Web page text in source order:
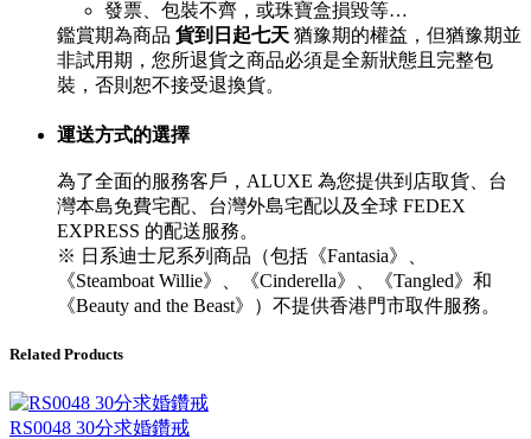
發票、包裝不齊，或珠寶盒損毀等…
鑑賞期為商品 貨到日起七天 猶豫期的權益，但猶豫期並
非試用期，您所退貨之商品必須是全新狀態且完整包
裝，否則恕不接受退換貨。
運送方式的選擇
為了全面的服務客戶，ALUXE 為您提供到店取貨、台
灣本島免費宅配、台灣外島宅配以及全球 FEDEX
EXPRESS 的配送服務。
※ 日系迪士尼系列商品（包括《Fantasia》、
《Steamboat Willie》、《Cinderella》、《Tangled》和
《Beauty and the Beast》）不提供香港門市取件服務。
Related Products
RS0048 30分求婚鑽戒